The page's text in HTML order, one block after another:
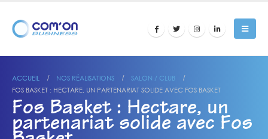
ACCUEIL NOS RÉALISATIONS
SALON / CLUB
FOS BASKET : HECTARE, UN PARTENARIAT SOLIDE AVEC FOS BASKET
Fos Basket : Hectare, un
partenariat solide avec Fos